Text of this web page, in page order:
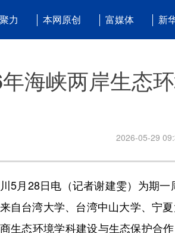
力 本网原创 富媒体 新
海峡两岸生态
2026-05-29
月28日电（记者谢建雯）为期一
自台湾大学、台湾中山大学、宁
生态环境学科建设与生态保护合